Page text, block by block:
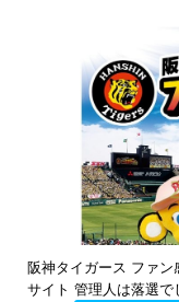
阪神タイガース ファ
サイト 管理人は落選